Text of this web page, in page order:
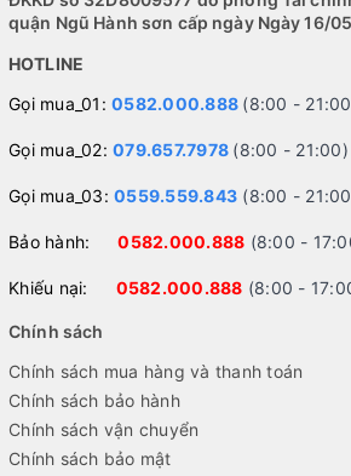
quận Ngũ Hành sơn cấp ngày Ngày 16/
HOTLINE
Gọi mua_01: 0582.000.888 (8:00 -
Gọi mua_02: 079.657.7978 (8:00 - 21:00)
Gọi mua_03: 0559.559.843 (8:00 -
Bảo hành:0582.000.888 (8:00 -
Khiếu nại: 0582.000.888 (8:00 -
Chính sách
Chính sách mua hàng và thanh toán
Chính sách bảo hành
Chính sách vận chuyển
Chính sách bảo mật